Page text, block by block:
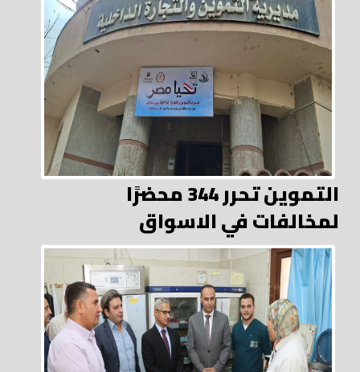
التموين تحرر 344 محضرًا
لمخالفات في الاسواق